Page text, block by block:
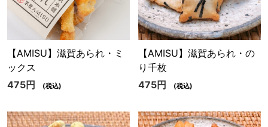
【AMISU】滋賀あられ・ミ
ックス
475円
(税込)
【AMISU】滋賀あられ・の
り千枚
475円
(税込)